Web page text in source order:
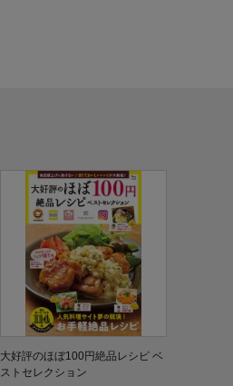
大好評のほぼ100円絶品レシピ ベ
ストセレクション